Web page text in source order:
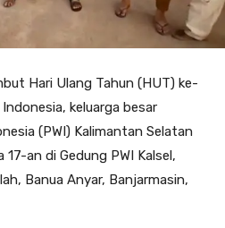
Hari Ulang Tahun (HUT) ke-
keluarga besar
(PWI) Kalimantan Selatan
an di Gedung PWI Kalsel,
Banua Anyar, Banjarmasin,